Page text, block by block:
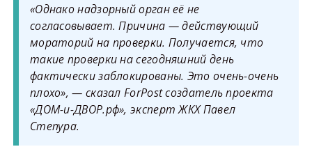
«Однако надзорный орган её не
согласовывает. Причина — действующий
мораторий на проверки. Получается, что
такие проверки на сегодняшний день
фактически заблокированы. Это очень-очень
плохо», — сказал ForPost создатель проекта
«ДОМ-и-ДВОР.рф», эксперт ЖКХ Павел
Степура.